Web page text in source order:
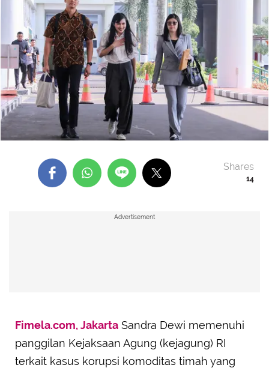
14
Shares
Advertisement
Fimela.com, Jakarta Sandra Dewi memenuhi
panggilan Kejaksaan Agung (kejagung) RI
terkait kasus korupsi komoditas timah yang